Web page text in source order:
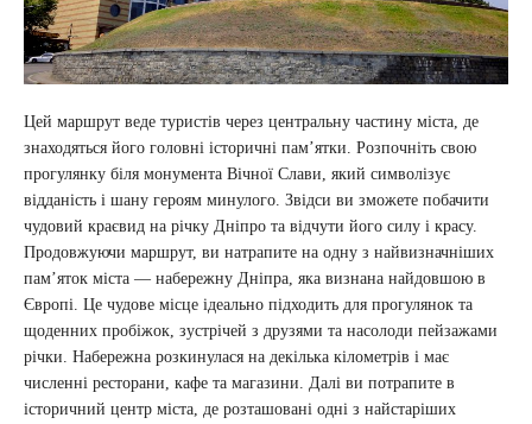
Цей маршрут веде туристів через центральну частину міста, де
знаходяться його головні історичні пам’ятки. Розпочніть свою
прогулянку біля монумента Вічної Слави, який символізує
відданість і шану героям минулого. Звідси ви зможете побачити
чудовий краєвид на річку Дніпро та відчути його силу і красу.
Продовжуючи маршрут, ви натрапите на одну з найвизначніших
пам’яток міста — набережну Дніпра, яка визнана найдовшою в
Європі. Це чудове місце ідеально підходить для прогулянок та
щоденних пробіжок, зустрічей з друзями та насолоди пейзажами
річки. Набережна розкинулася на декілька кілометрів і має
численні ресторани, кафе та магазини. Далі ви потрапите в
історичний центр міста, де розташовані одні з найстаріших